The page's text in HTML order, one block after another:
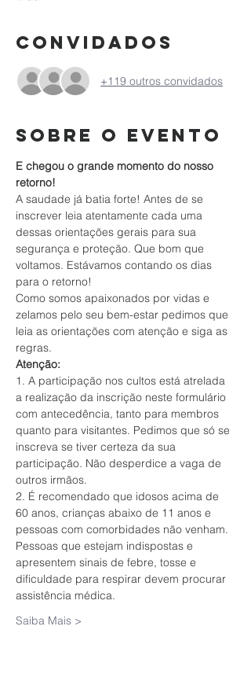
Convidados
+119 outros convidados
Sobre o evento
E chegou o grande momento do nosso
retorno!
A saudade já batia forte! Antes de se
inscrever leia atentamente cada uma
dessas orientações gerais para sua
segurança e proteção. Que bom que
voltamos. Estávamos contando os dias
para o retorno!
Como somos apaixonados por vidas e
zelamos pelo seu bem-estar pedimos que
leia as orientações com atenção e siga as
regras.
Atenção:
1. A participação nos cultos está atrelada
a realização da inscrição neste formulário
com antecedência, tanto para membros
quanto para visitantes. Pedimos que só se
inscreva se tiver certeza da sua
participação. Não desperdice a vaga de
outros irmãos.
2. É recomendado que idosos acima de
60 anos, crianças abaixo de 11 anos e
pessoas com comorbidades não venham.
Pessoas que estejam indispostas e
apresentem sinais de febre, tosse e
dificuldade para respirar devem procurar
assistência médica.
Saiba Mais >